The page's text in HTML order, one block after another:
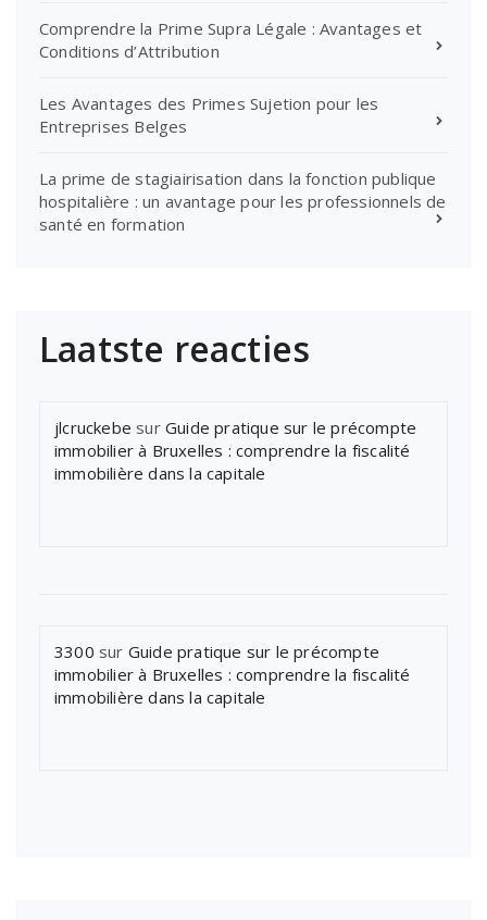
Comprendre la Prime Supra Légale : Avantages et
Conditions d’Attribution
Les Avantages des Primes Sujetion pour les
Entreprises Belges
La prime de stagiairisation dans la fonction publique
hospitalière : un avantage pour les professionnels de
santé en formation
Laatste reacties
jlcruckebe sur Guide pratique sur le précompte
immobilier à Bruxelles : comprendre la fiscalité
immobilière dans la capitale
3300 sur Guide pratique sur le précompte
immobilier à Bruxelles : comprendre la fiscalité
immobilière dans la capitale